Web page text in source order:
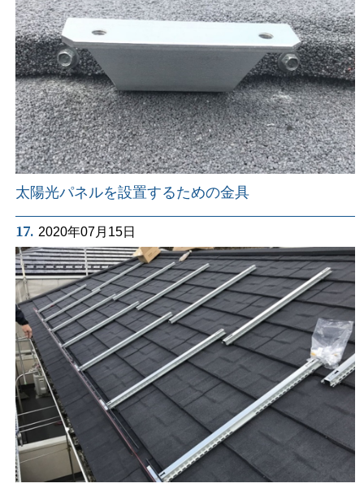
太陽光パネルを設置するための金具
17. 2020年07月15日